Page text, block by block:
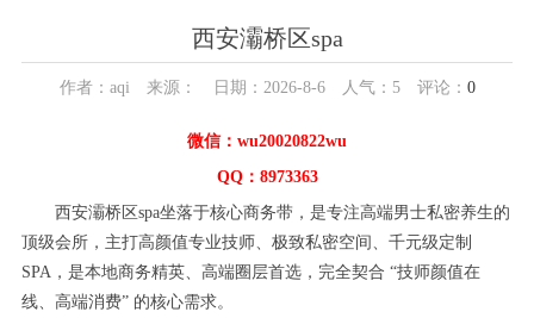
西安灞桥区spa
作者：aqi 来源： 日期：2026-8-6 人气： 5评论： 0
微信：wu20020822wu
QQ：8973363
西安灞桥区spa坐落于核心商务带，是专注高端男士私密养生的
顶级会所，主打高颜值专业技师、极致私密空间、千元级定制
SPA，是本地商务精英、高端圈层首选，完全契合 “技师颜值在
线、高端消费” 的核心需求。